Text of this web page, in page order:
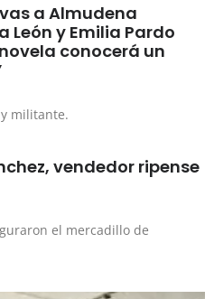
a Almudena
León y Emilia Pardo
conocerá un
militante.
vendedor ripense
el mercadillo de